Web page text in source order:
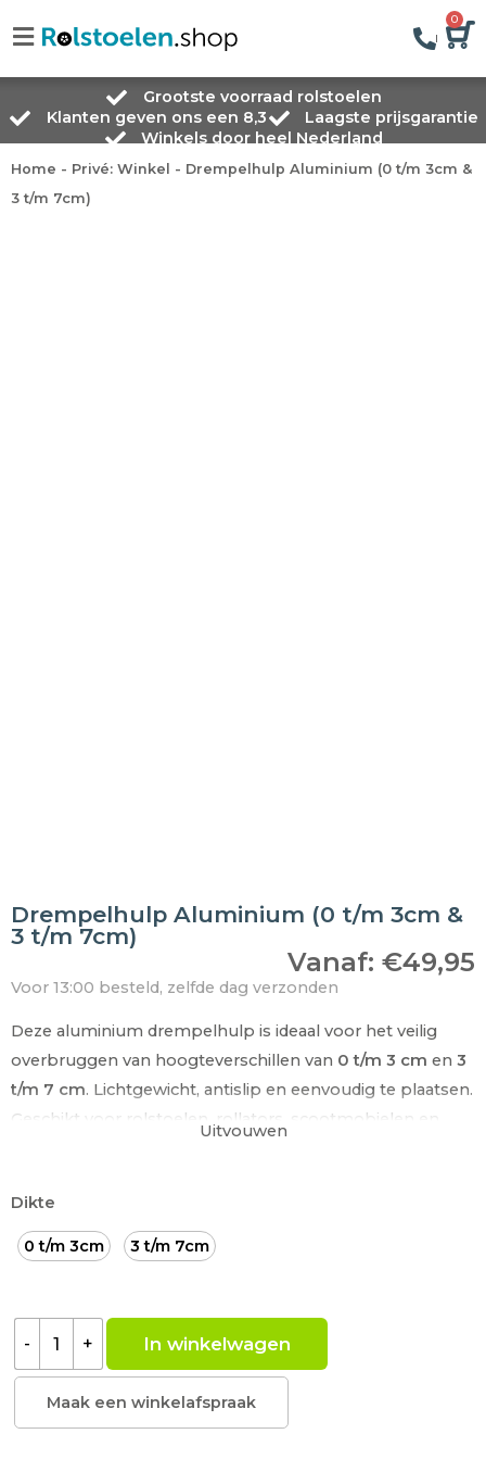
0
Grootste voorraad rolstoelen
Klanten geven ons een 8,3
Laagste prijsgarantie
Winkels door heel Nederland
Home - Privé: Winkel - Drempelhulp Aluminium (0 t/m 3cm &
3 t/m 7cm)
Drempelhulp Aluminium (0 t/m 3cm &
3 t/m 7cm)
Vanaf: €49,95
Voor 13:00 besteld, zelfde dag verzonden
Deze aluminium drempelhulp is ideaal voor het veilig
overbruggen van hoogteverschillen van 0 t/m 3 cm en 3
t/m 7 cm. Lichtgewicht, antislip en eenvoudig te plaatsen.
Geschikt voor rolstoelen, rollators, scootmobielen en
(tot 300 kg).
Lees meer
Uitvouwen
Dikte
0 t/m 3cm 3 t/m 7cm
- + In winkelwagen
Maak een winkelafspraak